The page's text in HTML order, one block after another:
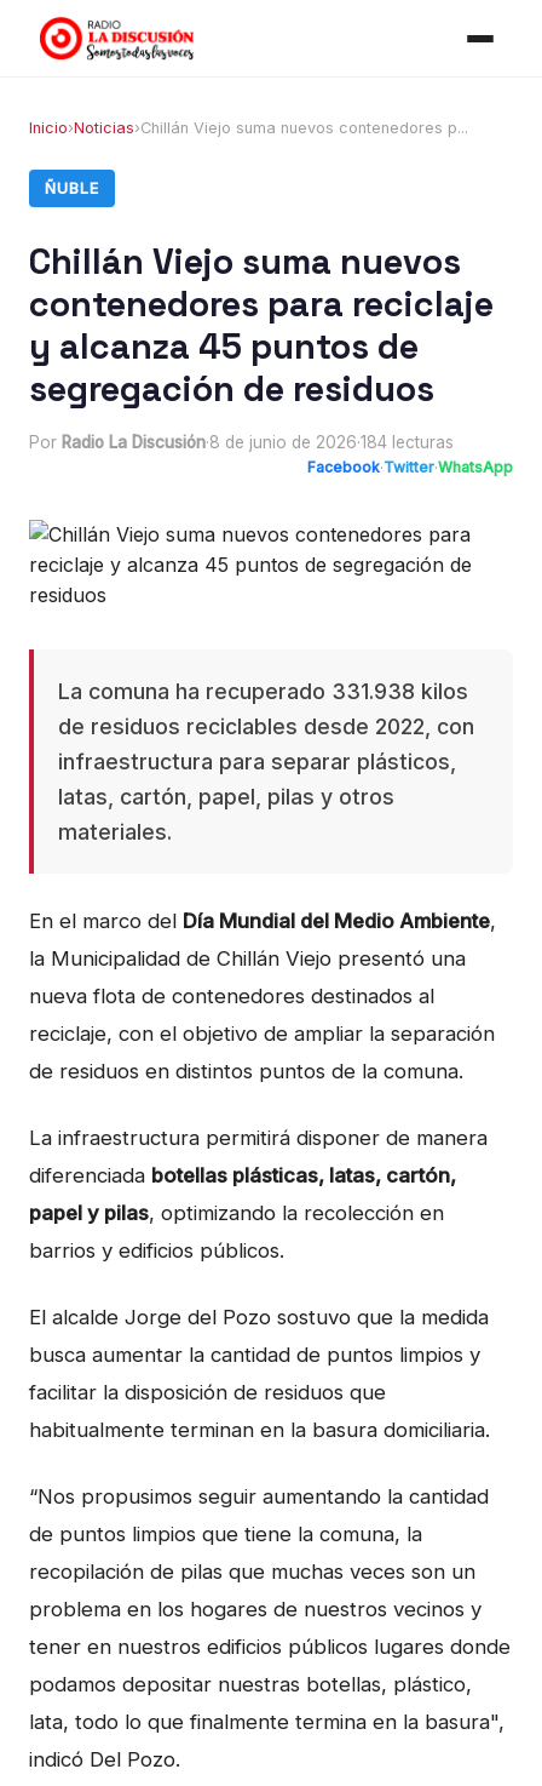
Inicio›Noticias›Chillán Viejo suma nuevos contenedores p...
ÑUBLE
Chillán Viejo suma nuevos
contenedores para reciclaje
y alcanza 45 puntos de
segregación de residuos
Por Radio La Discusión·8 de junio de 2026·184 lecturas
Facebook·Twitter·WhatsApp
La comuna ha recuperado 331.938 kilos
de residuos reciclables desde 2022, con
infraestructura para separar plásticos,
latas, cartón, papel, pilas y otros
materiales.
En el marco del Día Mundial del Medio Ambiente,
la Municipalidad de Chillán Viejo presentó una
nueva flota de contenedores destinados al
reciclaje, con el objetivo de ampliar la separación
de residuos en distintos puntos de la comuna.
La infraestructura permitirá disponer de manera
diferenciada botellas plásticas, latas, cartón,
papel y pilas, optimizando la recolección en
barrios y edificios públicos.
El alcalde Jorge del Pozo sostuvo que la medida
busca aumentar la cantidad de puntos limpios y
facilitar la disposición de residuos que
habitualmente terminan en la basura domiciliaria.
“Nos propusimos seguir aumentando la cantidad
de puntos limpios que tiene la comuna, la
recopilación de pilas que muchas veces son un
problema en los hogares de nuestros vecinos y
tener en nuestros edificios públicos lugares donde
podamos depositar nuestras botellas, plástico,
lata, todo lo que finalmente termina en la basura",
indicó Del Pozo.